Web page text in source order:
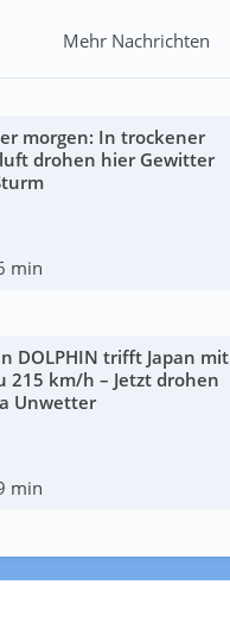
Mehr Nachrichten
morgen: In trockener
drohen hier Gewitter
min
DOLPHIN trifft Japan mit
215 km/h – Jetzt drohen
Unwetter
min